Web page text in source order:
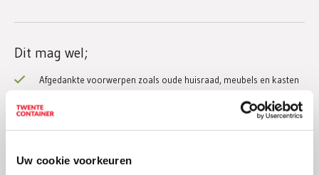
Uw cookie voorkeuren
Dit mag wel;
Afgedankte voorwerpen zoals oude huisraad, meubels en kasten
Lege verpakkingen